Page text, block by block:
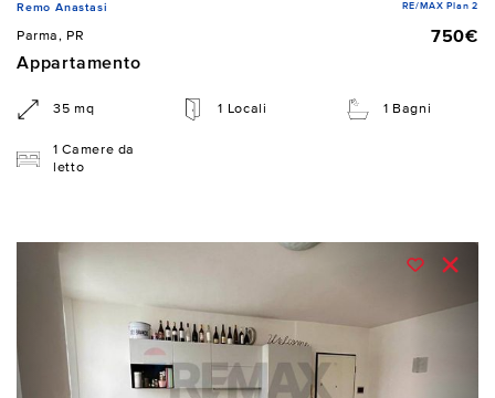
Remo Anastasi RE/MAX Plan 2
Parma, PR
750€
Appartamento
35 mq 1 Locali 1 Bagni
1 Camere da
letto